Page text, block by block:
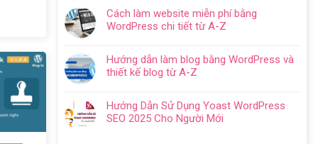
ưu
từ
A
Z
cho
doanh
nghiệp
gói
chuyên
nghiệp
Hướng
Dẫn
Đặt
Plugin
Chi
Tiết
Từ
bình
luận
WordPress
Plugins
Kiến
thức
Cách làm website miễn phí bằng
WordPress chi tiết từ A-Z
bình
luận
Cách
làm
Hướng dẫn làm blog bằng WordPress và
thiết kế blog từ A-Z
bình
luận
Hướng Dẫn Sử Dụng Yoast WordPress
SEO 2025 Cho Người Mới